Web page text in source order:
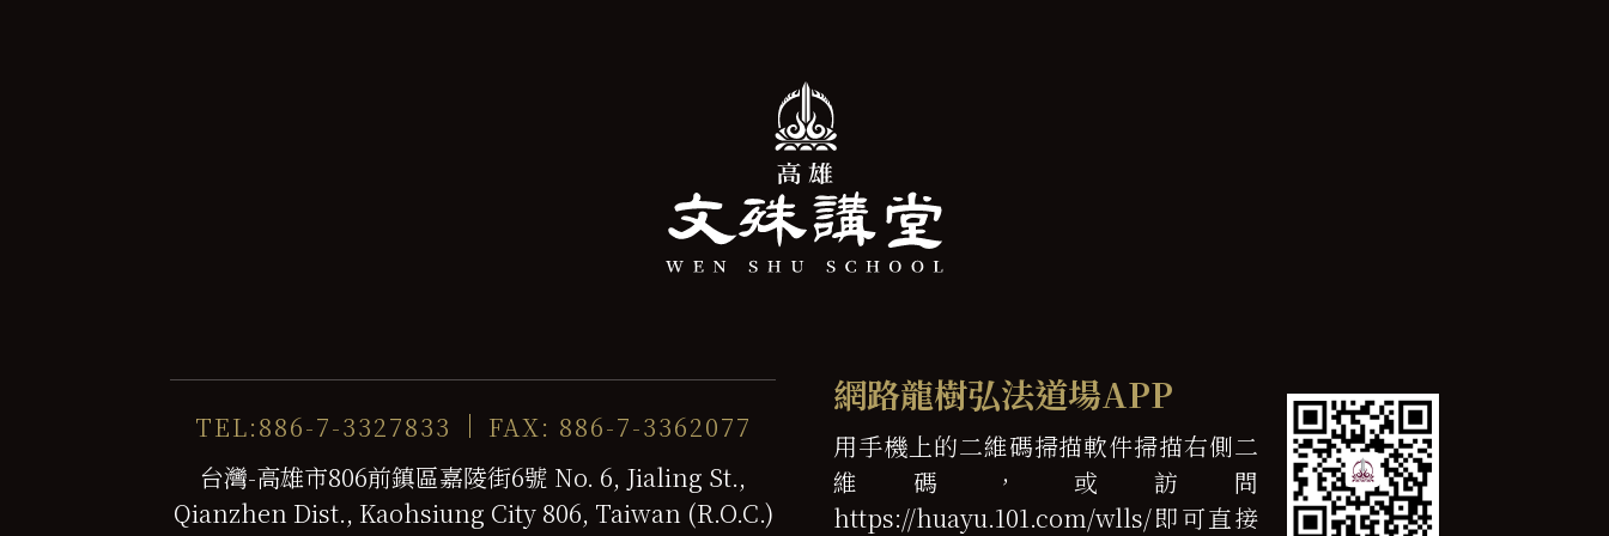
TEL:886-7-3327833
FAX: 886-7-3362077
台灣-高雄市806前鎮區嘉陵街6號 No. 6, Jialing St.,
Qianzhen Dist., Kaohsiung City 806, Taiwan (R.O.C.)
網路龍樹弘法道場APP
用手機上的二維碼掃描軟件掃描右側二
維碼，或訪問
https://huayu.101.com/wlls/即可直接